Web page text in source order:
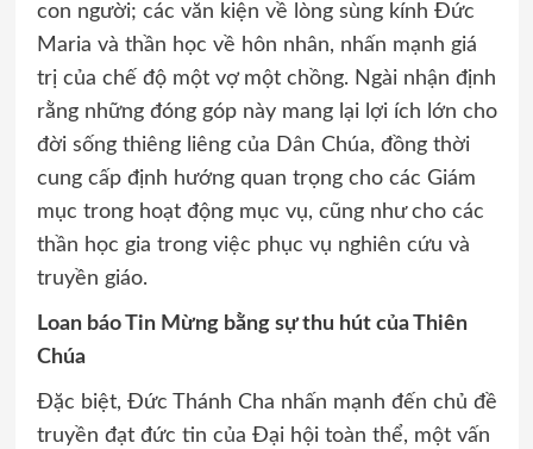
con người; các văn kiện về lòng sùng kính Đức
Maria và thần học về hôn nhân, nhấn mạnh giá
trị của chế độ một vợ một chồng. Ngài nhận định
rằng những đóng góp này mang lại lợi ích lớn cho
đời sống thiêng liêng của Dân Chúa, đồng thời
cung cấp định hướng quan trọng cho các Giám
mục trong hoạt động mục vụ, cũng như cho các
thần học gia trong việc phục vụ nghiên cứu và
truyền giáo.
Loan báo Tin Mừng bằng sự thu hút của Thiên
Chúa
Đặc biệt, Đức Thánh Cha nhấn mạnh đến chủ đề
truyền đạt đức tin của Đại hội toàn thể, một vấn